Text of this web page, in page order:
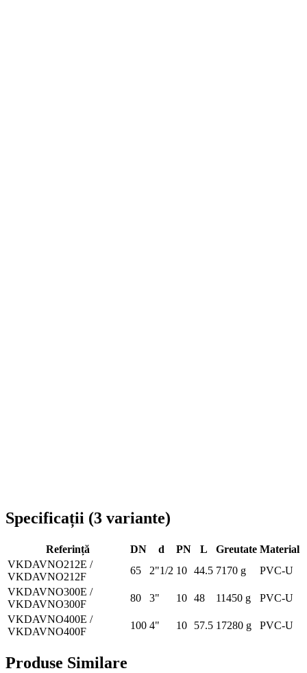
Specificații (3 variante)
Referință DN d PN L Greutate Material
VKDAVNO212E /
VKDAVNO212F
65 2"1/2 10 44.5 7170 g
PVC-U
VKDAVNO300E /
VKDAVNO300F
80 3" 10 48 11450 g
PVC-U
VKDAVNO400E /
VKDAVNO400F
100 4" 10 57.5 17280 g PVC-U
Produse Similare